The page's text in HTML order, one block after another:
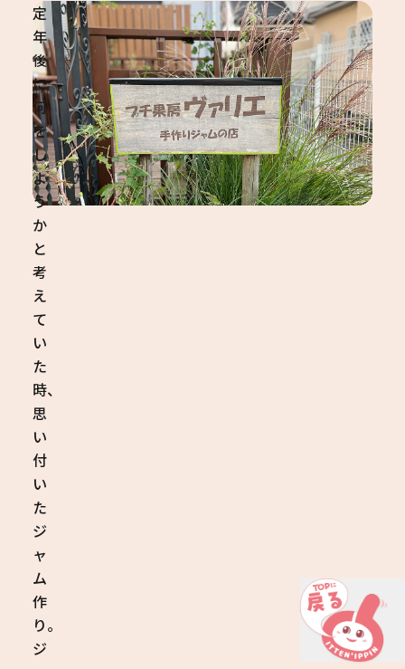
定
年
後
に
何
を
し
よ
う
か
と
考
え
て
い
た
時、
思
い
付
い
た
ジ
ャ
ム
作
り。
ジ